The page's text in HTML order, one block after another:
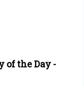
of the Day -